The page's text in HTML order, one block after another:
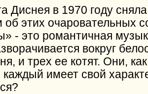
Диснея в 1970 году
этих очаровательных
- это романтичная
вокруг
и трех ее котят. Они,
имеет свой